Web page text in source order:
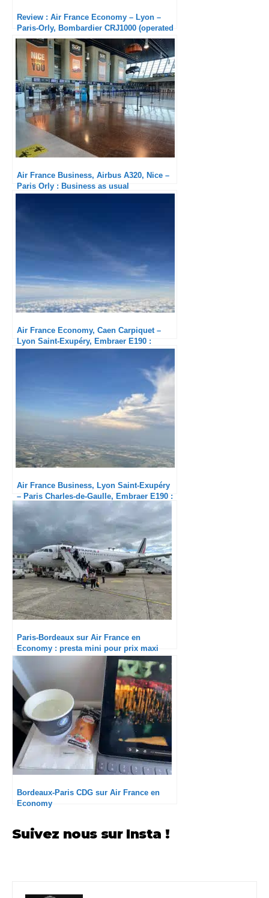
Review : Air France Economy – Lyon –
Paris-Orly, Bombardier CRJ1000 (operated
by HOP!)
Air France Business, Airbus A320, Nice –
Paris Orly : Business as usual
Air France Economy, Caen Carpiquet –
Lyon Saint-Exupéry, Embraer E190 :
Air France Business, Lyon Saint-Exupéry
– Paris Charles-de-Gaulle, Embraer E190 :
Enfin un équipage sympa !
Paris-Bordeaux sur Air France en
Economy : presta mini pour prix maxi
Bordeaux-Paris CDG sur Air France en
Economy
Suivez nous sur Insta !